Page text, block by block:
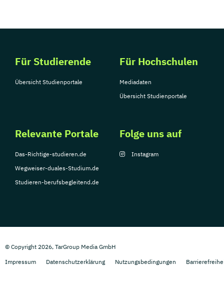
Für Studierende
Übersicht Studienportale
Für Hochschulen
Mediadaten
Übersicht Studienportale
Relevante Portale
Das-Richtige-studieren.de
Wegweiser-duales-Studium.de
Studieren-berufsbegleitend.de
Folge uns auf
Instagram
© Copyright 2026, TarGroup Media GmbH
Impressum
Datenschutzerklärung Nutzungsbedingungen